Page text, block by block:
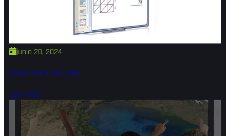
junio 20, 2024
Pizarra Digital Interactiva
Leer más